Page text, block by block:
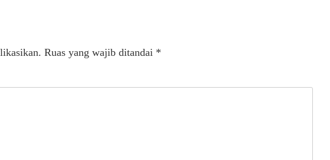
Ruas yang wajib ditandai *